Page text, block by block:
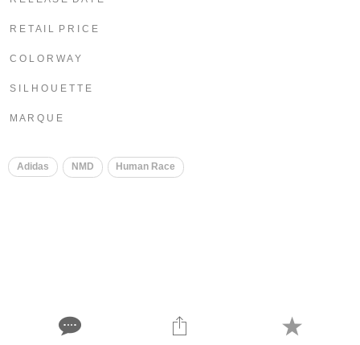
R E T A I L P R I C E
C O L O R W A Y
S I L H O U E T T E
M A R Q U E
Adidas NMD ​ Human Race